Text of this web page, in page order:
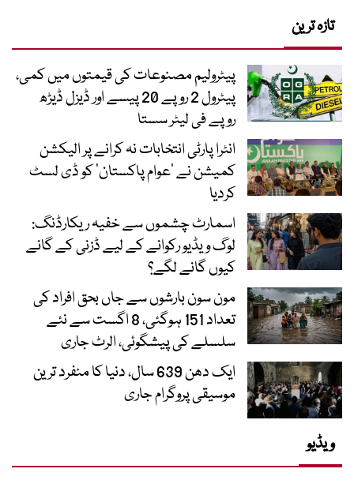
تازہ ترین
پیٹرولیم مصنوعات کی قیمتوں میں کمی،
پیٹرول 2 روپے 20 پیسے اور ڈیزل ڈیڑھ
روپے فی لیٹر سستا
انٹرا پارٹی انتخابات نہ کرانے پر الیکشن
کمیشن نے ’عوام پاکستان‘ کو ڈی لسٹ
کردیا
اسمارٹ چشموں سے خفیہ ریکارڈنگ:
لوگ ویڈیو رکوانے کے لیے ڈزنی کے گانے
کیوں گانے لگے؟
مون سون بارشوں سے جاں بحق افراد کی
تعداد 151 ہوگئی، 8 اگست سے نئے
سلسلے کی پیشگوئی، الرٹ جاری
ایک دھن 639 سال، دنیا کا منفرد ترین
موسیقی پروگرام جاری
ویڈیو